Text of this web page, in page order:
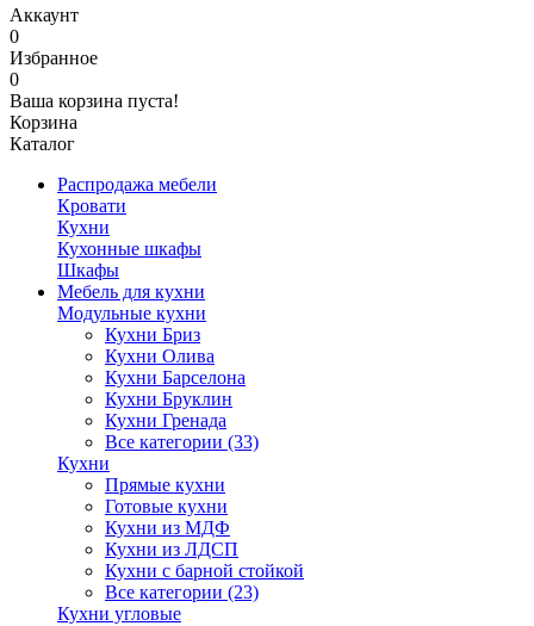
Аккаунт
0
Избранное
0
Ваша корзина пуста!
Корзина
Каталог
Распродажа мебели
Кровати
Кухни
Кухонные шкафы
Шкафы
Мебель для кухни
Модульные кухни
Кухни Бриз
Кухни Олива
Кухни Барселона
Кухни Бруклин
Кухни Гренада
Все категории (33)
Кухни
Прямые кухни
Готовые кухни
Кухни из МДФ
Кухни из ЛДСП
Кухни с барной стойкой
Все категории (23)
Кухни угловые